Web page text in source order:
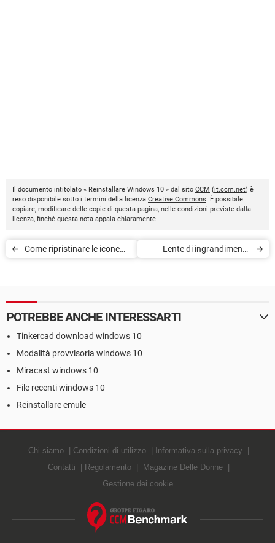
Il documento intitolato « Reinstallare Windows 10 » dal sito CCM (it.ccm.net) è
reso disponibile sotto i termini della licenza Creative Commons. È possibile
copiare, modificare delle copie di questa pagina, nelle condizioni previste dalla
licenza, finché questa nota appaia chiaramente.
Come ripristinare le icone
Lente di ingrandimento
POTREBBE ANCHE INTERESSARTI
Tinkercad download windows 10
Modalità provvisoria windows 10
Miracast windows 10
File recenti windows 10
Reinstallare emule
Chi siamo Condizioni di utilizzo
Informativa sulla privacy
Contatti
Regolamento
Magazine Delle Donne
Gestione dei cookie